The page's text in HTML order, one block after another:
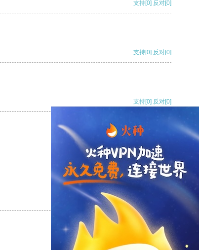
支持[0] 反对[0]
支持[0] 反对[0]
支持[0] 反对[0]
支持[0] 反对
支持